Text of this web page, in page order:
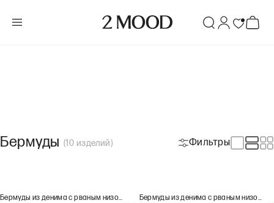
Бермуды (10 изделий ) Фильтры
Бермуды из денима с рваным низом
Бермуды из денима с рваным низом